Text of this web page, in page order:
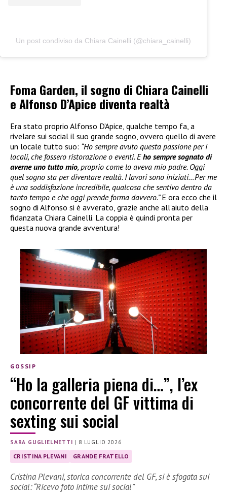
Un post condiviso da Chiara Cainelli (@chiara_cainelli)
Foma Garden, il sogno di Chiara Cainelli
e Alfonso D’Apice diventa realtà
Era stato proprio Alfonso D’Apice, qualche tempo fa, a
rivelare sui social il suo grande sogno, ovvero quello di avere
un locale tutto suo: “Ho sempre avuto questa passione per i
locali, che fossero ristorazione o eventi. Eho sempre sognato di
averne uno tutto mio, proprio come lo aveva mio padre. Oggi
quel sogno sta per diventare realtà. I lavori sono iniziati…Per me
è una soddisfazione incredibile, qualcosa che sentivo dentro da
tanto tempo e che oggi prende forma davvero.”E ora ecco che il
sogno di Alfonso si è avverato, grazie anche all’aiuto della
fidanzata Chiara Cainelli. La coppia è quindi pronta per
questa nuova grande avventura!
GOSSIP
“Ho la galleria piena di…”, l’ex
concorrente del GF vittima di
sexting sui social
SARA GUGLIELMETTI | 8 LUGLIO 2026
CRISTINA PLEVANI GRANDE FRATELLO
Cristina Plevani, storica concorrente del GF, si è sfogata sui
social: “Ricevo foto intime sui social”